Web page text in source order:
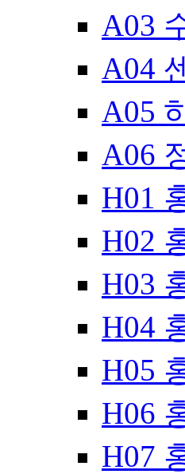
A03
A04
A05
A06
H01
H02
H03
H04
H05
H06
H07